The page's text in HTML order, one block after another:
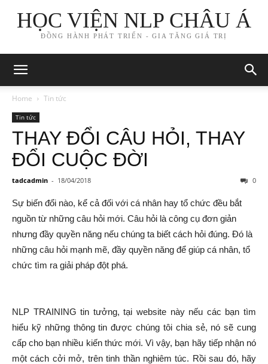
HỌC VIỆN NLP CHÂU Á
ĐỒNG HÀNH PHÁT TRIỂN - GIA TĂNG GIÁ TRỊ
Home Tin tức
Tin tức
THAY ĐỔI CÂU HỎI, THAY
ĐỔI CUỘC ĐỜI
tadcadmin - 18/04/2018 0
Sự biến đổi nào, kể cả đối với cá nhân hay tổ chức đều bắt
nguồn từ những câu hỏi mới. Câu hỏi là công cụ đơn giản
nhưng đầy quyền năng nếu chúng ta biết cách hỏi đúng. Đó là
những câu hỏi mạnh mẽ, đầy quyền năng để giúp cá nhân, tổ
chức tìm ra giải pháp đột phá.
NLP TRAINING tin tưởng, tại website này nếu các bạn tìm
hiểu kỹ những thông tin được chúng tôi chia sẻ, nó sẽ cung
cấp cho bạn nhiều kiến thức mới. Vì vậy, bạn hãy tiếp nhận nó
một cách cởi mở, trên tinh thần nghiêm túc. Rồi sau đó, hãy